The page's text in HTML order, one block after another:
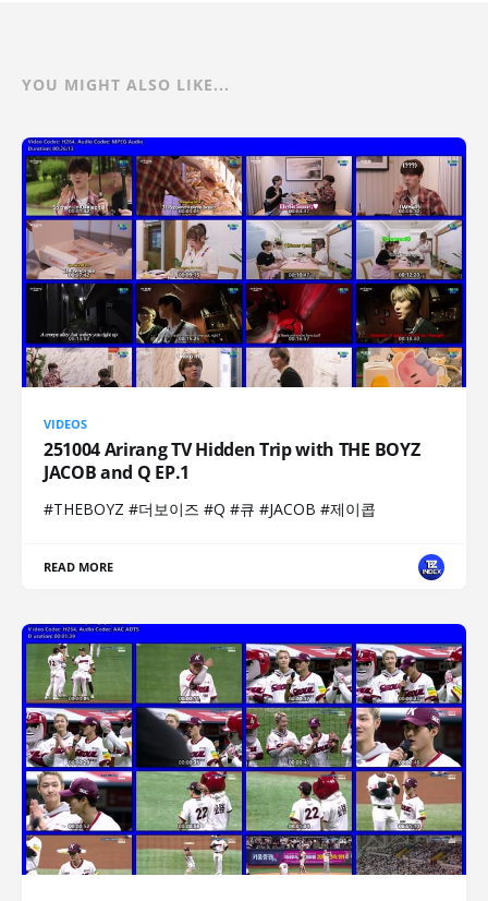
YOU MIGHT ALSO LIKE...
VIDEOS
251004 Arirang TV Hidden Trip with THE BOYZ
JACOB and Q EP.1
#THEBOYZ #더보이즈 #Q #큐 #JACOB #제이콥
READ MORE